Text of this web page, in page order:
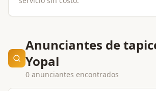
Anunciantes de
Yopal
0 anunciantes encontrados